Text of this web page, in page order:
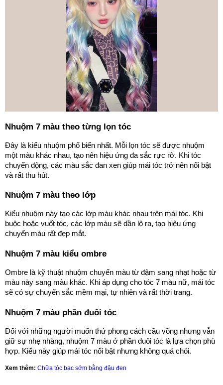
Nhuộm 7 màu theo từng lọn tóc
Đây là kiểu nhuộm phổ biến nhất. Mỗi lọn tóc sẽ được nhuộm
một màu khác nhau, tạo nên hiệu ứng đa sắc rực rỡ. Khi tóc
chuyển động, các màu sắc đan xen giúp mái tóc trở nên nổi bật
và rất thu hút.
Nhuộm 7 màu theo lớp
Kiểu nhuộm này tạo các lớp màu khác nhau trên mái tóc. Khi
buộc hoặc vuốt tóc, các lớp màu sẽ dần lộ ra, tạo hiệu ứng
chuyển màu rất đẹp mắt.
Nhuộm 7 màu kiểu ombre
Ombre là kỹ thuật nhuộm chuyển màu từ đậm sang nhạt hoặc từ
màu này sang màu khác. Khi áp dụng cho tóc 7 màu nữ, mái tóc
sẽ có sự chuyển sắc mềm mại, tự nhiên và rất thời trang.
Nhuộm 7 màu phần đuôi tóc
Đối với những người muốn thử phong cách cầu vồng nhưng vẫn
giữ sự nhẹ nhàng, nhuộm 7 màu ở phần đuôi tóc là lựa chọn phù
hợp. Kiểu này giúp mái tóc nổi bật nhưng không quá chói.
Xem thêm: Chữa tóc bạc sớm bằng đậu đen